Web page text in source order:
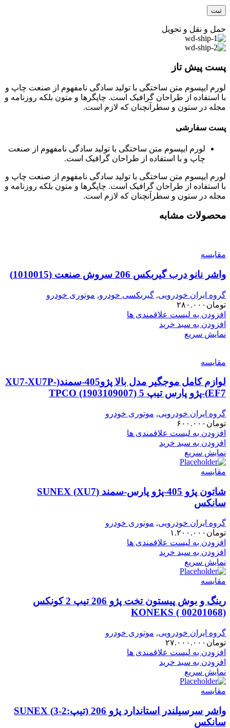
حمل و نقل و تحویل
پست پیش تاز
لورم ایپسوم متن ساختگی با تولید سادگی نامفهوم از صنعت چاپ و
با استفاده از طراحان گرافیک است. چاپگرها و متون بلکه روزنامه و
مجله در ستون و سطرآنچنان که لازم است.
پست سفارشی
لورم ایپسوم متن ساختگی با تولید سادگی نامفهوم از صنعت
چاپ و با استفاده از طراحان گرافیک است.
لورم ایپسوم متن ساختگی با تولید سادگی نامفهوم از صنعت چاپ و
با استفاده از طراحان گرافیک است. چاپگرها و متون بلکه روزنامه و
مجله در ستون و سطرآنچنان که لازم است.
محصولات مشابه
مقایسه
واشر نانو درب گیربکس 206 سروش صنعت (1010015)
گروه ایران خودرویی, گیربکسی خودرو, موتوری خودرو
تومان ۲۸۰.۰۰۰
افزودن به لیست علاقمندی ها
افزودن به سبد خرید
نمایش سریع
مقایسه
لوازم کامل موجگیر مدل بالا پژو405-سمند(XU7-XU7P-
EF7)-پژو پارس تیپ 5 TPCO (1903109007)
گروه ایران خودرویی, موتوری خودرو
تومان ۶۰۰.۰۰۰
افزودن به لیست علاقمندی ها
افزودن به سبد خرید
نمایش سریع
مقایسه
شاتون پژو 405-پژو پارس-سمند (XU7) SUNEX
سانکس
گروه ایران خودرویی, موتوری خودرو
تومان ۱.۲۰۰.۰۰۰
افزودن به لیست علاقمندی ها
افزودن به سبد خرید
نمایش سریع
مقایسه
رینگ و بوش پیستون تخت پژو 206 تیپ 2 کونکس
KONEKS ( 00201068)
گروه ایران خودرویی, موتوری خودرو
تومان ۲۷.۰۰۰.۰۰۰
افزودن به لیست علاقمندی ها
افزودن به سبد خرید
نمایش سریع
مقایسه
واشر سرسیلندر استاندارد پژو 206 (تیپ:2-3) SUNEX
سانکس